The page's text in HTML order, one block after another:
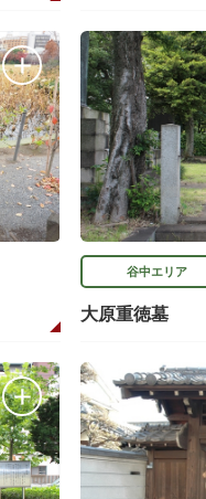
谷中エリア
大原重徳墓